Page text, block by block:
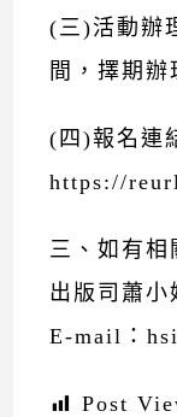
(三)活動辦
間，擇期辦
(四)報名連
https://
三、如有相
出版司蕭小
E-mail：
Post